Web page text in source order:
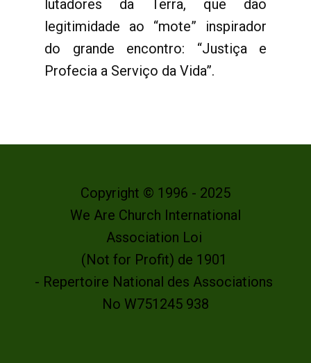
lutadores da Terra, que dão
legitimidade ao “mote” inspirador
do grande encontro: “Justiça e
Profecia a Serviço da Vida”.
Copyright © 1996 - 2025
We Are Church International
Association Loi
(Not for Profit) de 1901
- Repertoire National des Associations
No W751245 938